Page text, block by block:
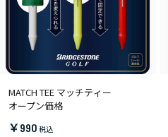
MATCH TEE マッチティー
オープン価格
￥990